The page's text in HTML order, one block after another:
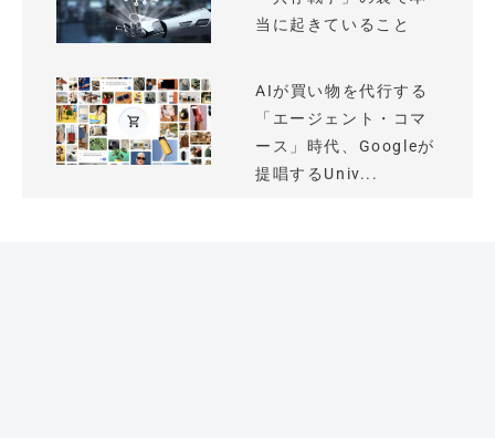
当に起きていること
AIが買い物を代行する
「エージェント・コマ
ース」時代、Googleが
提唱するUniv...